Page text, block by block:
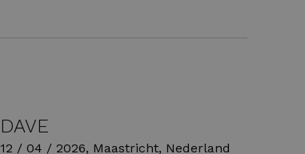
DAVE
12 / 04 / 2026, Maastricht, Nederland